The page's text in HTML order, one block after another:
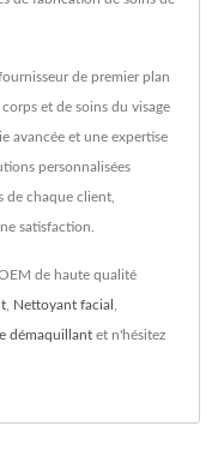
de premier plan
et de soins du visage
avancée et une expertise
personnalisées
de chaque client,
satisfaction.
de haute qualité
Nettoyant facial
démaquillant et n'hésitez